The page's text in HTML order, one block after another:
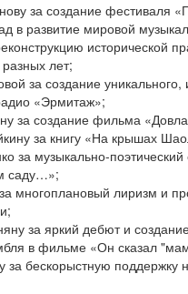
за создание фестиваля
в развитие мировой
исторической
лет;
за создание уникального,
«Эрмитаж»;
за создание фильма
за книгу «На крышах
за музыкально-поэтический
саду…»;
многоплановый лиризм и
за яркий дебют и
в фильме «Он сказал
за бескорыстную поддержку